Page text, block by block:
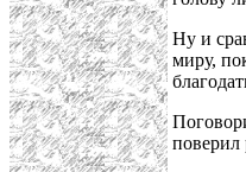
Ну и
миру,
поверил